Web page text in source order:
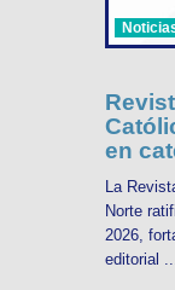
en
La
Norte
2026,
editorial